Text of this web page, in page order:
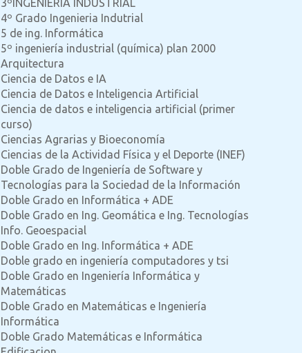
3ºINGENIERIA INDUSTRIAL
4º Grado Ingenieria Indutrial
5 de ing. Informática
5º ingeniería industrial (química) plan 2000
Arquitectura
Ciencia de Datos e IA
Ciencia de Datos e Inteligencia Artificial
Ciencia de datos e inteligencia artificial (primer
curso)
Ciencias Agrarias y Bioeconomía
Ciencias de la Actividad Física y el Deporte (INEF)
Doble Grado de Ingeniería de Software y
Tecnologías para la Sociedad de la Información
Doble Grado en Informática + ADE
Doble Grado en Ing. Geomática e Ing. Tecnologías
Info. Geoespacial
Doble Grado en Ing. Informática + ADE
Doble grado en ingeniería computadores y tsi
Doble Grado en Ingeniería Informática y
Matemáticas
Doble Grado en Matemáticas e Ingeniería
Informática
Doble Grado Matemáticas e Informática